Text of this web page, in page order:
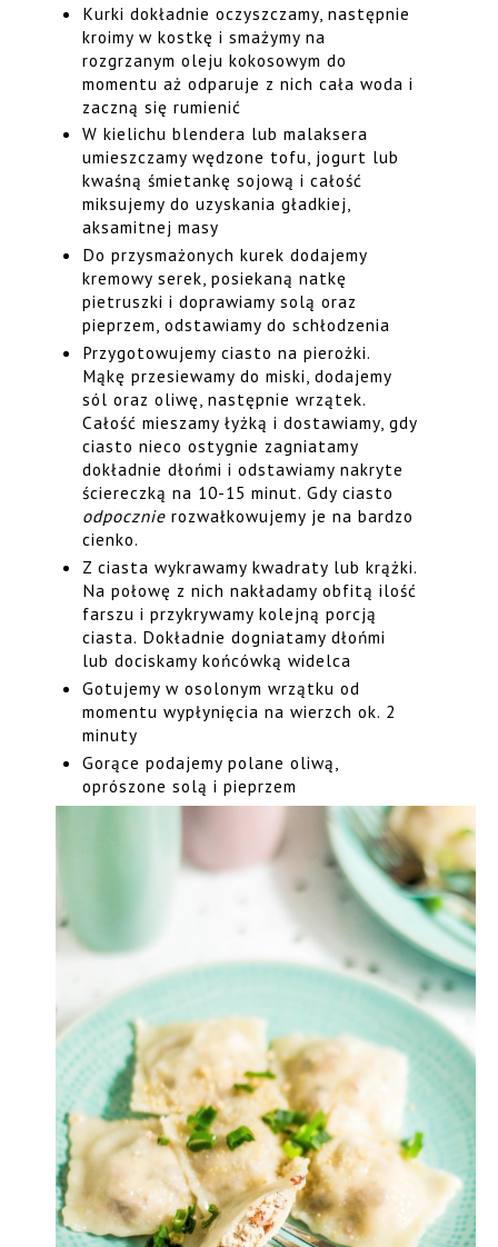
Kurki dokładnie oczyszczamy, następnie
kroimy w kostkę i smażymy na
rozgrzanym oleju kokosowym do
momentu aż odparuje z nich cała woda i
zaczną się rumienić
W kielichu blendera lub malaksera
umieszczamy wędzone tofu, jogurt lub
kwaśną śmietankę sojową i całość
miksujemy do uzyskania gładkiej,
aksamitnej masy
Do przysmażonych kurek dodajemy
kremowy serek, posiekaną natkę
pietruszki i doprawiamy solą oraz
pieprzem, odstawiamy do schłodzenia
Przygotowujemy ciasto na pierożki.
Mąkę przesiewamy do miski, dodajemy
sól oraz oliwę, następnie wrzątek.
Całość mieszamy łyżką i dostawiamy, gdy
ciasto nieco ostygnie zagniatamy
dokładnie dłońmi i odstawiamy nakryte
ściereczką na 10-15 minut. Gdy ciasto
odpocznie rozwałkowujemy je na bardzo
cienko.
Z ciasta wykrawamy kwadraty lub krążki.
Na połowę z nich nakładamy obfitą ilość
farszu i przykrywamy kolejną porcją
ciasta. Dokładnie dogniatamy dłońmi
lub dociskamy końcówką widelca
Gotujemy w osolonym wrzątku od
momentu wypłynięcia na wierzch ok. 2
minuty
Gorące podajemy polane oliwą,
oprószone solą i pieprzem